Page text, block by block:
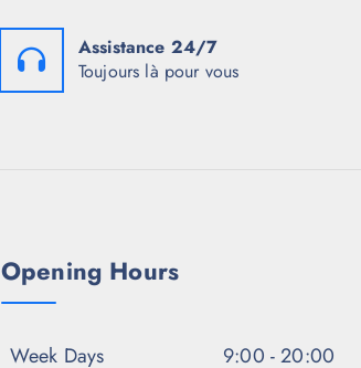
Assistance 24/7
Toujours là pour vous
Opening Hours
Week Days 9:00 - 20:00